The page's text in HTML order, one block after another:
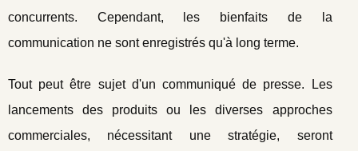
concurrents. Cependant, les bienfaits de la
communication ne sont enregistrés qu'à long terme.
Tout peut être sujet d'un communiqué de presse. Les
lancements des produits ou les diverses approches
commerciales, nécessitant une stratégie, seront